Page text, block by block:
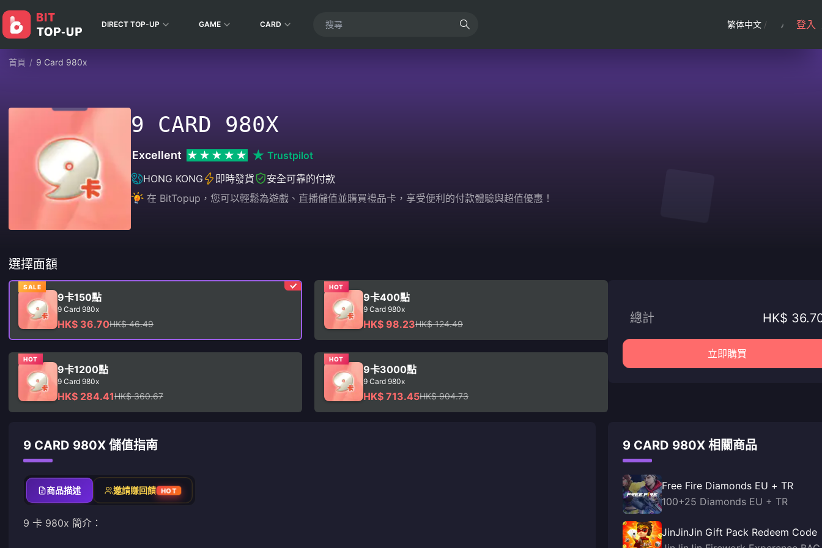
DIRECT TOP-UP GAME CARD 繁体中文 / 登入
首頁 / 9 Card 980x
9 CARD 980X
Excellent
Trustpilot
HONG KONG
即時發貨
安全可靠的付款
在 BitTopup，您可以輕鬆為遊戲、直播儲值並購買禮品卡，享受便利的付款體驗與超值優惠！
選擇面額
SALE
9卡150點
9 Card 980x
HK$ 36.70HK$ 46.49
HOT
9卡400點
9 Card 980x
HK$ 98.23HK$ 124.49
HOT
9卡1200點
9 Card 980x
HK$ 284.41HK$ 360.67
HOT
9卡3000點
9 Card 980x
HK$ 713.45HK$ 904.73
總計 HK$
立即購買
9 CARD 980X 儲值指南
商品描述 邀請賺回饋 HOT
9 卡 980x 簡介：
9 CARD 980X 相關商品
Free Fire Diamonds EU + TR
100+25 Diamonds EU + TR
JinJinJin Gift Pack Redeem Code